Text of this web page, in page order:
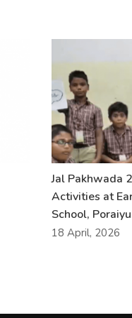
Jal Pakhwada
Activities at
School,
18 April, 2026